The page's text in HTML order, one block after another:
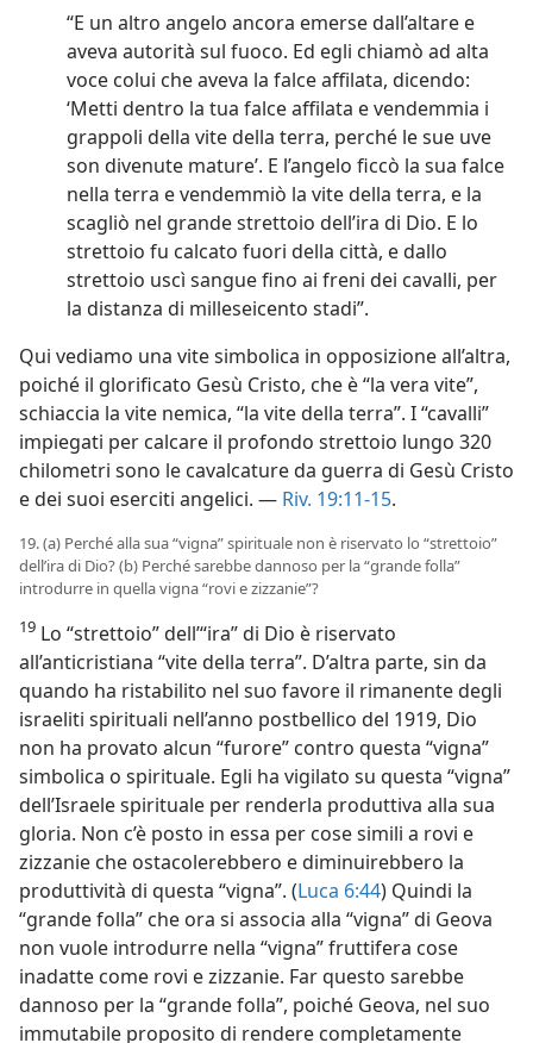
“E un altro angelo ancora emerse dall’altare e
aveva autorità sul fuoco. Ed egli chiamò ad alta
voce colui che aveva la falce affilata, dicendo:
‘Metti dentro la tua falce affilata e vendemmia i
grappoli della vite della terra, perché le sue uve
son divenute mature’. E l’angelo ficcò la sua falce
nella terra e vendemmiò la vite della terra, e la
scagliò nel grande strettoio dell’ira di Dio. E lo
strettoio fu calcato fuori della città, e dallo
strettoio uscì sangue fino ai freni dei cavalli, per
la distanza di milleseicento stadi”.
Qui vediamo una vite simbolica in opposizione all’altra,
poiché il glorificato Gesù Cristo, che è “la vera vite”,
schiaccia la vite nemica, “la vite della terra”. I “cavalli”
impiegati per calcare il profondo strettoio lungo 320
chilometri sono le cavalcature da guerra di Gesù Cristo
e dei suoi eserciti angelici. — Riv. 19:11-15.
19. (a) Perché alla sua “vigna” spirituale non è riservato lo “strettoio”
dell’ira di Dio? (b) Perché sarebbe dannoso per la “grande folla”
introdurre in quella vigna “rovi e zizzanie”?
19 Lo “strettoio” dell’“ira” di Dio è riservato
all’anticristiana “vite della terra”. D’altra parte, sin da
quando ha ristabilito nel suo favore il rimanente degli
israeliti spirituali nell’anno postbellico del 1919, Dio
non ha provato alcun “furore” contro questa “vigna”
simbolica o spirituale. Egli ha vigilato su questa “vigna”
dell’Israele spirituale per renderla produttiva alla sua
gloria. Non c’è posto in essa per cose simili a rovi e
zizzanie che ostacolerebbero e diminuirebbero la
produttività di questa “vigna”. (Luca 6:44) Quindi la
“grande folla” che ora si associa alla “vigna” di Geova
non vuole introdurre nella “vigna” fruttifera cose
inadatte come rovi e zizzanie. Far questo sarebbe
dannoso per la “grande folla”, poiché Geova, nel suo
immutabile proposito di rendere completamente